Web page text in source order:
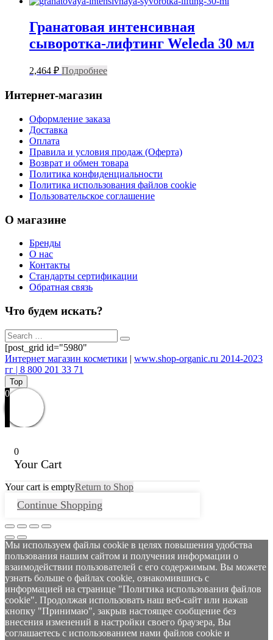
Гранатовая интенсивная
сыворотка-лифтинг Weleda 30 мл
2,464 ₽ Подробнее
Интернет-магазин
Оформление заказа
Доставка
Оплата
Правила и условия продаж (Оферта)
Возврат и обмен товара
Политика конфиденциальности
Политика использования файлов cookie
Пользовательское соглашение
О магазине
Бренды
О нас
Контакты
Стандарты сертификации
Обратная связь
Что будем искать?
[post_grid id="5980"
Интернет магазин косметики | www.shop-organic.ru 2014-2023
гг | 8 800 201 33 71
Top
0
0
Your Cart
Your cart is emptyReturn to Shop
Continue Shopping
Мы используем файлы cookie в целях повышения удобства
пользования нашим сайтом и получения информации о
взаимодействии пользователей с его содержимым. Вы можете
узнать больше о файлах cookie, ознакомившись с
информацией на странице "Политика использования файлов
cookie". Продолжая использовать наш веб-сайт или нажав
кнопку "Принимаю", закрыв настоящее сообщение без
внесения изменений в настройки своего браузера, Вы
соглашаетесь с использованием нами файлов cookie и